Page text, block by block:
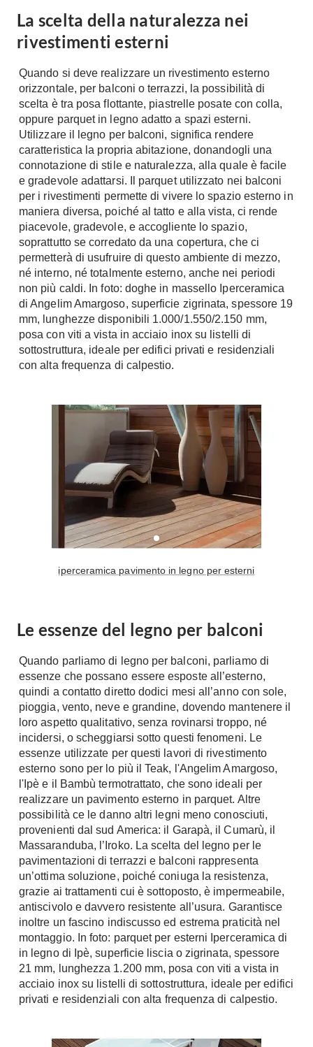
Soggiorno
Librerie
Vetrine
Pareti Attrezzate
Porta Tv
Contatti
Divani
Divani moderni
Divani classici
Poltrone
Poltroncine
Divanoletto
Chaise Longue
Divani Angolo
Divani in Pelle
Complementi
Tavolini
Tappeti
Oggettistica
Complementi arredo
Comodino
Lenzuola
Piumini
Letti Contenitore
Letti a Scomparsa
Armadi
Armadio ante Battenti
Armadi ante
Scorrevoli
Cabine Armadio
Armadi su misura
Armadi Angolo
I consigli sugli armadi
Camerette
Camerette Ragazzi
Camerette Bambini
Letti a Castello
Lettini
Stube
Climatizzatore
Deumidificatori
Chiller
Pompe di calore
Ecologia
Geotermia
Case in Legno
Case Prefabbricate
Fotovoltaico
Riciclo
Energie Rinnovabili
Bioedilizia
Teleriscaldamento
Detergenti
Stiro
Aspirapolvere
Lavapavimenti
Progetti
Ristrutturazione
Progetto
Norme
Impianti
Hi-Fi
Televisori
Hi-Fi
Home-Theatre
Console
Porte
Blindate
Porte Interne
Porte Scorrevoli
Portoni
Maniglie
Finestre
Finestre Pvc
Finestre Alluminio
Finestre Legno
Persiane
Scale
La scelta della naturalezza nei
rivestimenti esterni
Quando si deve realizzare un rivestimento esterno
orizzontale, per balconi o terrazzi, la possibilità di
scelta è tra posa flottante, piastrelle posate con colla,
oppure parquet in legno adatto a spazi esterni.
Utilizzare il legno per balconi, significa rendere
caratteristica la propria abitazione, donandogli una
connotazione di stile e naturalezza, alla quale è facile
e gradevole adattarsi. Il parquet utilizzato nei balconi
per i rivestimenti permette di vivere lo spazio esterno in
maniera diversa, poiché al tatto e alla vista, ci rende
piacevole, gradevole, e accogliente lo spazio,
soprattutto se corredato da una copertura, che ci
permetterà di usufruire di questo ambiente di mezzo,
né interno, né totalmente esterno, anche nei periodi
non più caldi. In foto: doghe in massello Iperceramica
di Angelim Amargoso, superficie zigrinata, spessore 19
mm, lunghezze disponibili 1.000/1.550/2.150 mm,
posa con viti a vista in acciaio inox su listelli di
sottostruttura, ideale per edifici privati e residenziali
con alta frequenza di calpestio.
iperceramica pavimento in legno per esterni
Le essenze del legno per balconi
Quando parliamo di legno per balconi, parliamo di
essenze che possano essere esposte all’esterno,
quindi a contatto diretto dodici mesi all’anno con sole,
pioggia, vento, neve e grandine, dovendo mantenere il
loro aspetto qualitativo, senza rovinarsi troppo, né
incidersi, o scheggiarsi sotto questi fenomeni. Le
essenze utilizzate per questi lavori di rivestimento
esterno sono per lo più il Teak, l'Angelim Amargoso,
l'Ipè e il Bambù termotrattato, che sono ideali per
realizzare un pavimento esterno in parquet. Altre
possibilità ce le danno altri legni meno conosciuti,
provenienti dal sud America: il Garapà, il Cumarù, il
Massaranduba, l’Iroko. La scelta del legno per le
pavimentazioni di terrazzi e balconi rappresenta
un’ottima soluzione, poiché coniuga la resistenza,
grazie ai trattamenti cui è sottoposto, è impermeabile,
antiscivolo e davvero resistente all’usura. Garantisce
inoltre un fascino indiscusso ed estrema praticità nel
montaggio. In foto: parquet per esterni Iperceramica di
in legno di Ipè, superficie liscia o zigrinata, spessore
21 mm, lunghezza 1.200 mm, posa con viti a vista in
acciaio inox su listelli di sottostruttura, ideale per edifici
privati e residenziali con alta frequenza di calpestio.